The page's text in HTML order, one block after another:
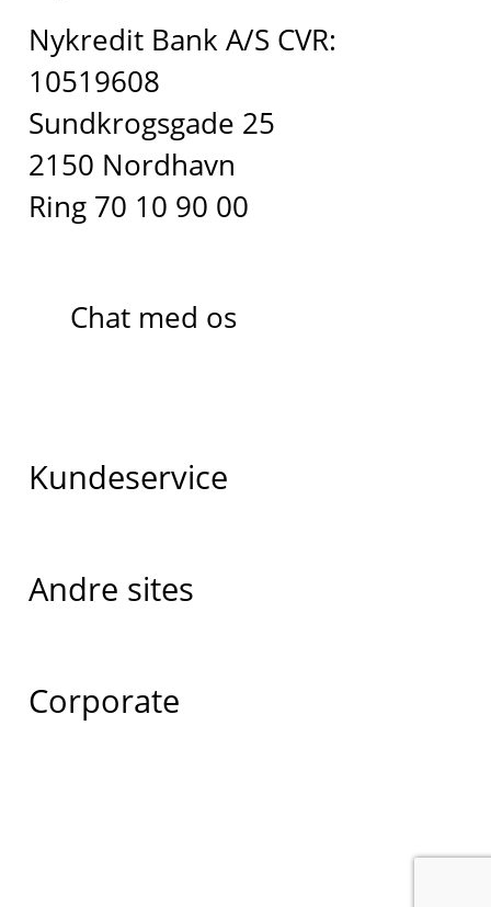
Nykredit Bank A/S CVR:
10519608
Sundkrogsgade 25
2150 Nordhavn
Ring 70 10 90 00
Chat med os
Kundeservice
Andre sites
Corporate